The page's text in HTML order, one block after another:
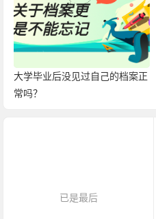
大学毕业后没见过自己的档案正
常吗？
已是最后